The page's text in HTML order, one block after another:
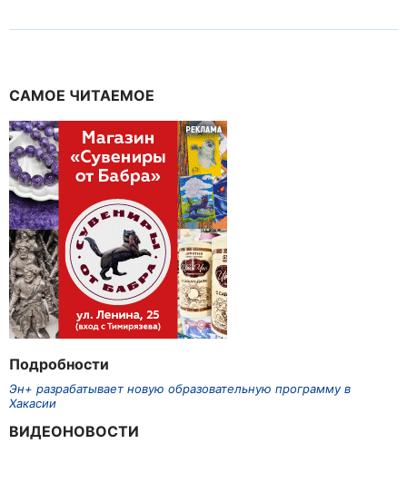
САМОЕ ЧИТАЕМОЕ
Подробности
Эн+ разрабатывает новую образовательную программу в
Хакасии
ВИДЕОНОВОСТИ